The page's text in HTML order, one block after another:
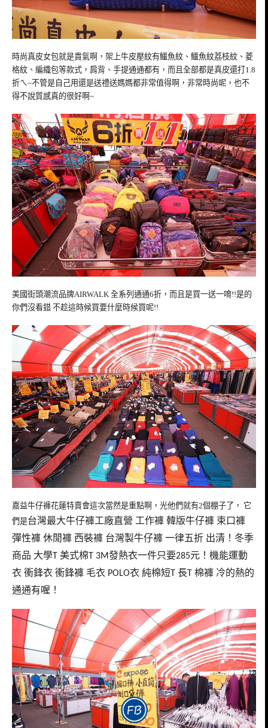
時尚真皮女包就是貴氣啊，架上牛皮壓紋有鱷魚紋、鱷魚紋荔枝紋、菱
格紋、編織包等款式，肩背、手提通通都有，而且全部都是真皮還打1.8
折ㄟ~不管是自己用還是送禮送媽媽都非常值得啊，非常時尚呢，也不
得不說質感真的很好啊~
美國街頭潮流品牌AIRWALK 全系列通通6折，而且是買一送一唷!!是的
你們沒看錯 不趁這時候買要什麼時候買呢!!
嘉益牛仔褲花蓮特賣會這次當然是重點啊，光他們就有2個棚子了， 它
們是台灣最大牛仔褲工廠直營 工作褲 韓版牛仔褲 束口褲
彈性褲 休閒褲 西裝褲 台灣製牛仔褲 一律五折 出清！冬季
商品 大學T 美式棉T 3M發熱衣一件只要285元！機能運動
衣 衝鋒衣 衝鋒褲 毛衣 POLO衣 純棉短T 長T 棉褲 冷的熱的
通通有喔！